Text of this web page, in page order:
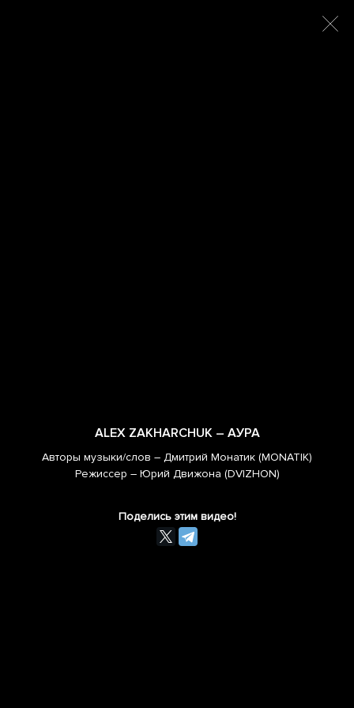
ALEX ZAKHARCHUK – АУРА
Авторы музыки/слов – Дмитрий Монатик (MONATIK)
Режиссер – Юрий Движона (DVIZHON)
Поделись этим видео!